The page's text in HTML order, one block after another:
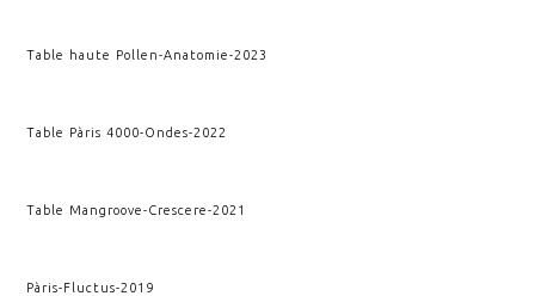
Table haute Pollen-Anatomie-2023
Table Pàris 4000-Ondes-2022
Table Mangroove-Crescere-2021
Pàris-Fluctus-2019